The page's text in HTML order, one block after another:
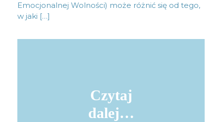
Emocjonalnej Wolności) może różnić się od tego,
w jaki […]
Czytaj
dalej…